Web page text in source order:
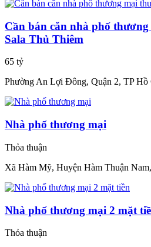
Cần bán căn nhà phố
Sala Thủ Thiêm
65 tỷ
Phường An Lợi Đông, Quận 2, TP Hồ
Nhà phố thương mại
Thỏa thuận
Xã Hàm Mỹ, Huyện Hàm Thuận
Nhà phố thương mại 2 mặt
Thỏa thuận